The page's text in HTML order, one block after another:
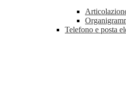
Telefono e posta